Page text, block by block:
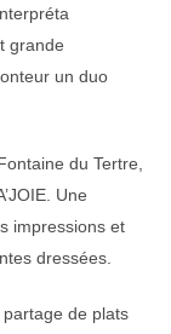
grande
un duo
du Tertre,
Une
impressions et
dressées.
partage de plats